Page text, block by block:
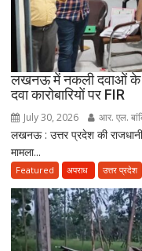
लखनऊ में नकली दवाओं के
दवा कारोबारियों पर FIR
July 30, 2026 आर. एल.
लखनऊ : उत्तर प्रदेश की
मामला...
Featured अपराध उत्तर प्रदेश